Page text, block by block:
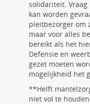
solidariteit.
kan worden
pleitbezorger om
maar voor alles
bereikt als het
Defensie en
gezet moeten
mogelijkheid het
**Helft
niet vol te